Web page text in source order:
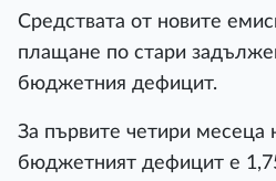
Средствата от новите
плащане по стари
бюджетния дефицит.
За първите четири месеца
бюджетният дефицит е